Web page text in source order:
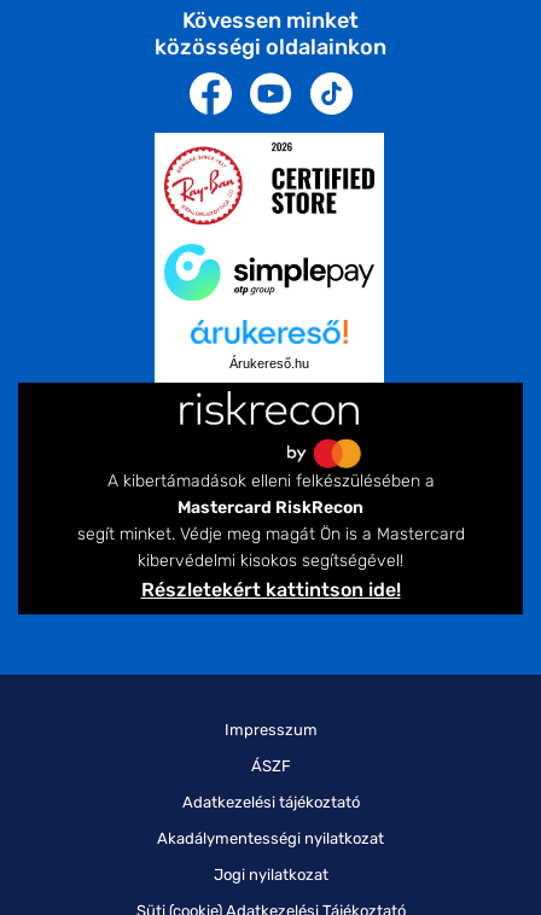
Kövessen minket
közösségi oldalainkon
Árukereső.hu
A kibertámadások elleni felkészülésében a
Mastercard RiskRecon
segít minket. Védje meg magát Ön is a Mastercard
kibervédelmi kisokos segítségével!
Részletekért kattintson ide!
Impresszum
ÁSZF
Adatkezelési tájékoztató
Akadálymentességi nyilatkozat
Jogi nyilatkozat
Süti (cookie) Adatkezelési Tájékoztató